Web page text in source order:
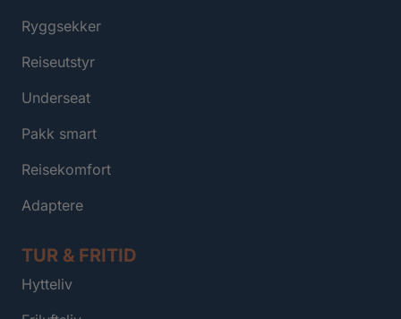
Ryggsekker
Reiseutstyr
Underseat
Pakk smart
Reisekomfort
Adaptere
TUR & FRITID
Hytteliv